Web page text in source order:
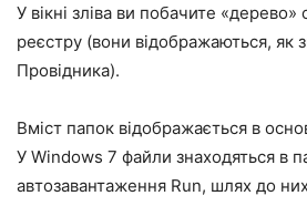
У вікні зліва ви побачите
реєстру (вони відображаються, як
Провідника).
Вміст папок відображається в
У Windows 7 файли знаходяться в
автозавантаження Run, шлях до